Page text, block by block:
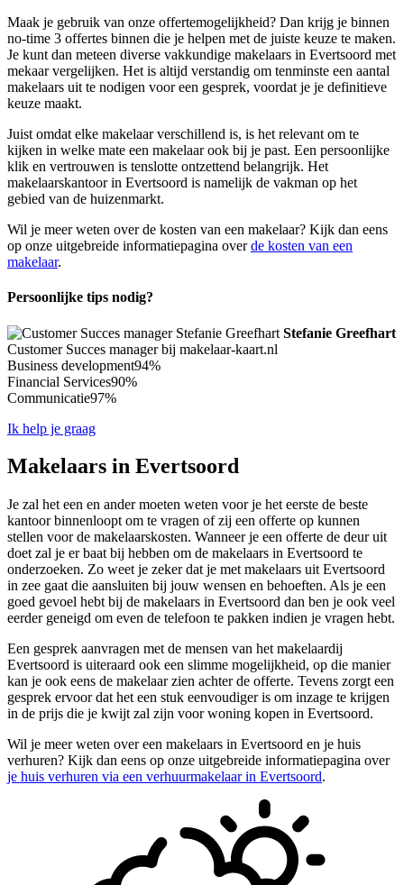
Maak je gebruik van onze offertemogelijkheid? Dan krijg je binnen
no-time 3 offertes binnen die je helpen met de juiste keuze te maken.
Je kunt dan meteen diverse vakkundige makelaars in Evertsoord met
mekaar vergelijken. Het is altijd verstandig om tenminste een aantal
makelaars uit te nodigen voor een gesprek, voordat je je definitieve
keuze maakt.
Juist omdat elke makelaar verschillend is, is het relevant om te
kijken in welke mate een makelaar ook bij je past. Een persoonlijke
klik en vertrouwen is tenslotte ontzettend belangrijk. Het
makelaarskantoor in Evertsoord is namelijk de vakman op het
gebied van de huizenmarkt.
Wil je meer weten over de kosten van een makelaar? Kijk dan eens
op onze uitgebreide informatiepagina overde kosten van een
makelaar.
Persoonlijke tips nodig?
Stefanie Greefhart
Customer Succes manager bij makelaar-kaart.nl
Business development94%
Financial Services90%
Communicatie97%
Ik help je graag
Makelaars in Evertsoord
Je zal het een en ander moeten weten voor je het eerste de beste
kantoor binnenloopt om te vragen of zij een offerte op kunnen
stellen voor de makelaarskosten. Wanneer je een offerte de deur uit
doet zal je er baat bij hebben om de makelaars in Evertsoord te
onderzoeken. Zo weet je zeker dat je met makelaars uit Evertsoord
in zee gaat die aansluiten bij jouw wensen en behoeften. Als je een
goed gevoel hebt bij de makelaars in Evertsoord dan ben je ook veel
eerder geneigd om even de telefoon te pakken indien je vragen hebt.
Een gesprek aanvragen met de mensen van het makelaardij
Evertsoord is uiteraard ook een slimme mogelijkheid, op die manier
kan je ook eens de makelaar zien achter de offerte. Tevens zorgt een
gesprek ervoor dat het een stuk eenvoudiger is om inzage te krijgen
in de prijs die je kwijt zal zijn voor woning kopen in Evertsoord.
Wil je meer weten over een makelaars in Evertsoord en je huis
verhuren? Kijk dan eens op onze uitgebreide informatiepagina over
je huis verhuren via een verhuurmakelaar in Evertsoord.